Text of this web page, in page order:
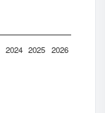
2024 2025 2026